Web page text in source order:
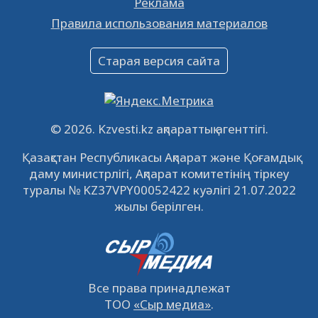
16.12.2022 61031
Объявление
09.12.2022
Свободные рабочие места
встречу с инвесторами в Кызылорде 22
ноября
21.11.2022 14936 0
© 2026. Kzvesti.kz ақпараттық агенттігі.
Қазақстан Республикасы Ақпарат және Қоғамдық
даму министрлігі, Ақпарат комитетінің тіркеу
туралы № KZ37VPY00052422 куәлігі 21.07.2022
жылы берілген.
Все права принадлежат
ТОО «Сыр медиа».
Правила использования материалов
Старая версия сайта